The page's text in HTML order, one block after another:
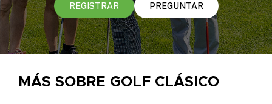
REGISTRAR PREGUNTAR
MÁS SOBRE GOLF CLÁSICO